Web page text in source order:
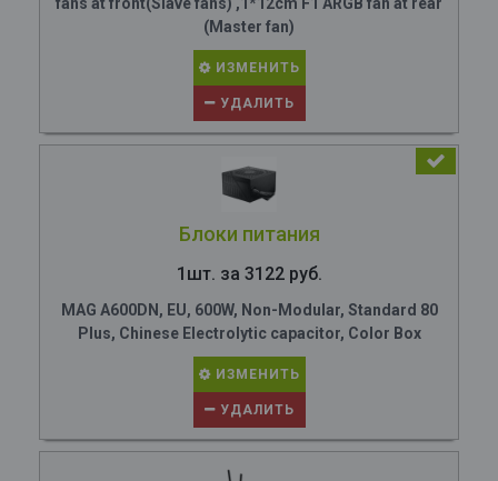
(Master fan)
ИЗМЕНИТЬ
УДАЛИТЬ
Блоки питания
1шт. за 3122 руб.
MAG A600DN, EU, 600W, Non-Modular, Standard 80
Plus, Chinese Electrolytic capacitor, Color Box
ИЗМЕНИТЬ
УДАЛИТЬ